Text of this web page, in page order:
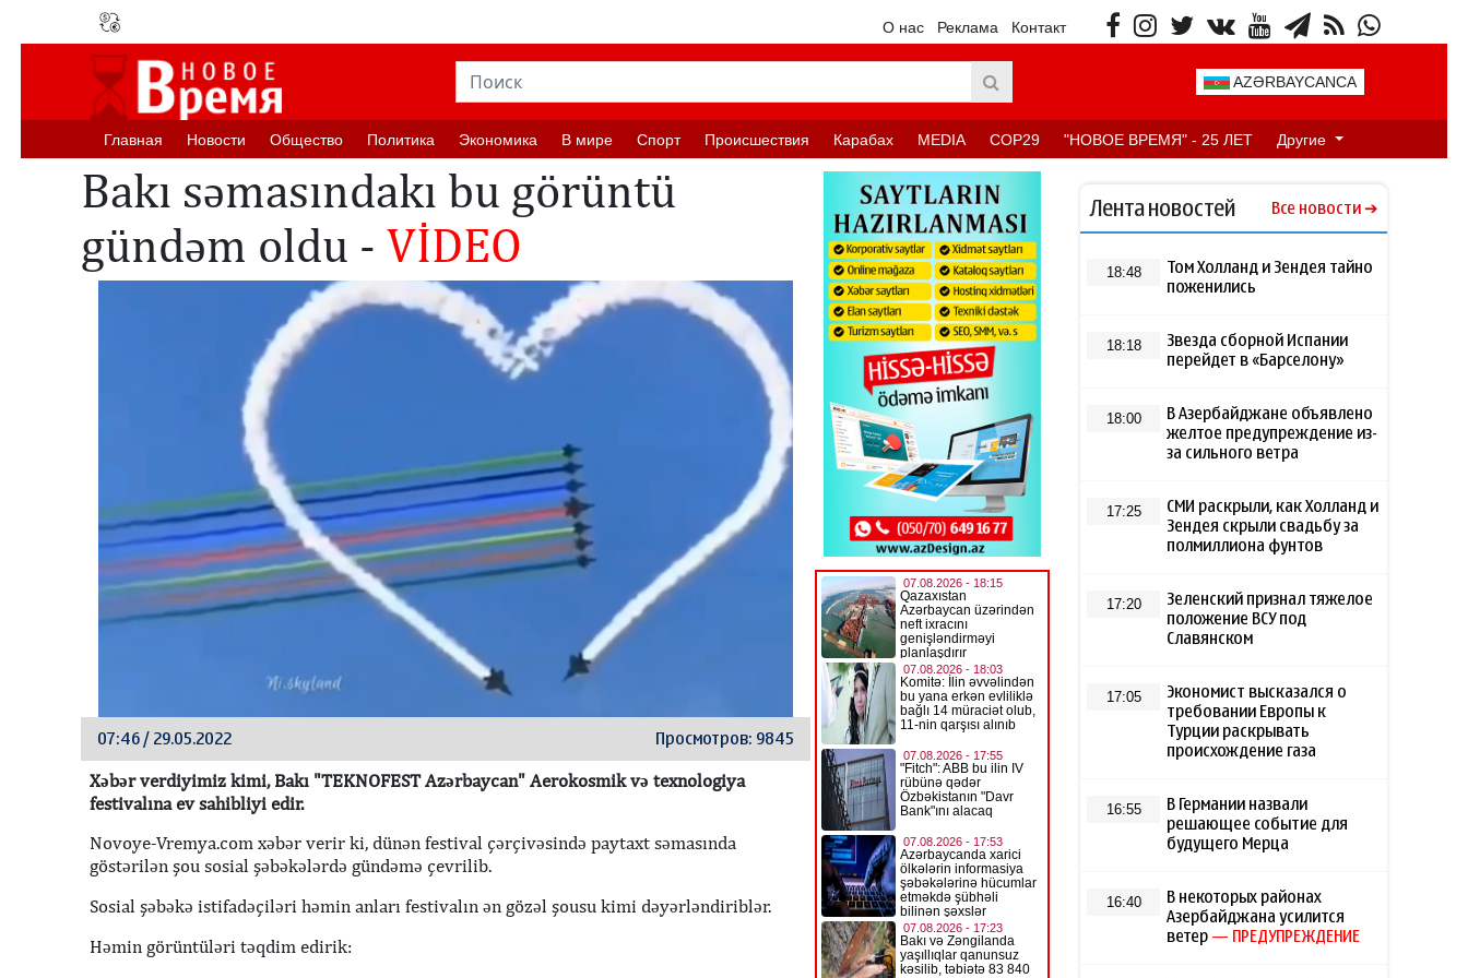
О нас Реклама Контакт
AZƏRBAYCANCA
Главная Новости Oбщество Политика Экономика В мире Спорт Происшествия Карабах MEDIA COP29 "НОВОЕ ВРЕМЯ" - 25 ЛЕТ Другие
Bakı səmasındakı bu görüntü
gündəm oldu - VİDEO
07:46 / 29.05.2022 Просмотров: 9845
Xəbər verdiyimiz kimi, Bakı "TEKNOFEST Azərbaycan" Aerokosmik və texnologiya
festivalına ev sahibliyi edir.
Novoye-Vremya.com xəbər verir ki, dünən festival çərçivəsində paytaxt səmasında
göstərilən şou sosial şəbəkələrdə gündəmə çevrilib.
Sosial şəbəkə istifadəçiləri həmin anları festivalın ən gözəl şousu kimi dəyərləndiriblər.
Həmin görüntüləri təqdim edirik:
Лента новостей Все новости
18:48
Том Холланд и Зендея тайно
поженились
18:18
Звезда сборной Испании
перейдет в «Барселону»
18:00
В Азербайджане объявлено
желтое предупреждение из-
за сильного ветра
17:25
СМИ раскрыли, как Холланд и
Зендея скрыли свадьбу за
полмиллиона фунтов
17:20
Зеленский признал тяжелое
положение ВСУ под
Славянском
17:05
Экономист высказался о
требовании Европы к
Турции раскрывать
происхождение газа
16:55
В Германии назвали
решающее событие для
будущего Мерца
16:40
В некоторых районах
Азербайджана усилится
ветер — ПРЕДУПРЕЖДЕНИЕ